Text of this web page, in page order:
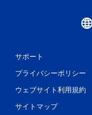
サポート
プライバシーポリシー
ウェブサイト利用規約
サイトマップ